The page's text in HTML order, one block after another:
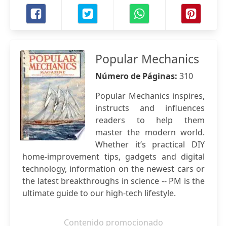
Popular Mechanics
Número de Páginas: 310
Popular Mechanics inspires,
instructs and influences
readers to help them
master the modern world.
Whether it’s practical DIY
home-improvement tips, gadgets and digital
technology, information on the newest cars or
the latest breakthroughs in science -- PM is the
ultimate guide to our high-tech lifestyle.
Contenido promocionado